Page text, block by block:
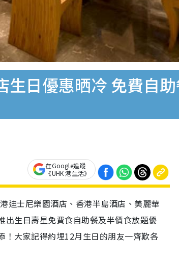
生日優惠晒冷 免費自
在Google追蹤
《UHK 港生活》
迪士尼樂園酒店、香港半島酒店、美麗華
出生日壽星免費食自助餐及半價食放題優
！大家記得約埋12月生日的朋友一齊歎各